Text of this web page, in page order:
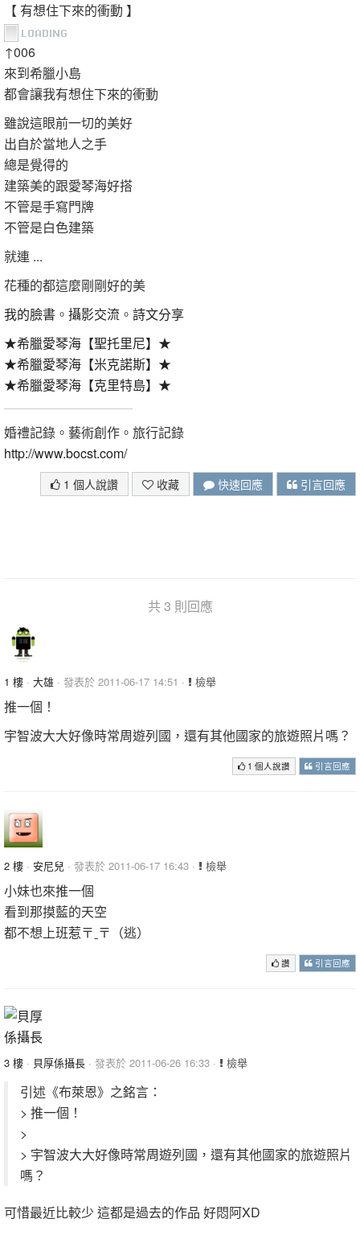
【 有想住下來的衝動 】
↑006
來到希臘小島
都會讓我有想住下來的衝動
雖說這眼前一切的美好
出自於當地人之手
總是覺得的
建築美的跟愛琴海好搭
不管是手寫門牌
不管是白色建築
就連 ...
花種的都這麼剛剛好的美
我的臉書 。 攝影交流 。 詩文分享
★希臘愛琴海【聖托里尼】★
★希臘愛琴海【米克諾斯】★
★希臘愛琴海【克里特島】★
婚禮記錄。藝術創作。旅行記錄
http://www.bocst.com/
1 個人說讚 收藏 快速回應 引言回應
共 3 則回應
1 樓 · 大雄 · 發表於 2011-06-17 14:51 · 檢舉
推一個！
宇智波大大好像時常周遊列國，還有其他國家的旅遊照片嗎？
1 個人說讚 引言回應
2 樓 · 安尼兒 · 發表於 2011-06-17 16:43 · 檢舉
小妹也來推一個
看到那摸藍的天空
都不想上班惹〒ˍ〒（逃）
讚 引言回應
3 樓 · 貝厚係攝長 · 發表於 2011-06-26 16:33 · 檢舉
引述《布萊恩》之銘言：
> 推一個！
>
> 宇智波大大好像時常周遊列國，還有其他國家的旅遊照片
嗎？
可惜最近比較少 這都是過去的作品 好悶阿XD